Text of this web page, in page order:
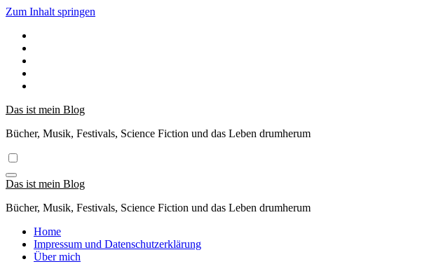
Zum Inhalt springen
Das ist mein Blog
Bücher, Musik, Festivals, Science Fiction und das Leben drumherum
Das ist mein Blog
Bücher, Musik, Festivals, Science Fiction und das Leben drumherum
Home
Impressum und Datenschutzerklärung
Über mich